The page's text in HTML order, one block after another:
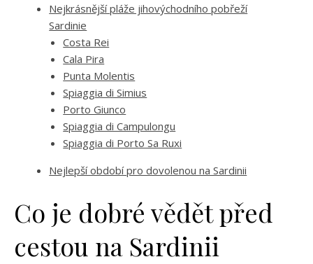
Nejkrásnější pláže jihovýchodního pobřeží
Sardinie
Costa Rei
Cala Pira
Punta Molentis
Spiaggia di Simius
Porto Giunco
Spiaggia di Campulongu
Spiaggia di Porto Sa Ruxi
Nejlepší období pro dovolenou na Sardinii
Co je dobré vědět před
cestou na Sardinii